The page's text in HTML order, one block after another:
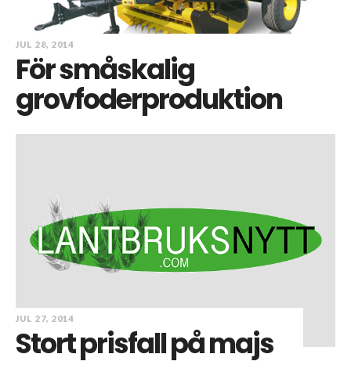
JUL 28, 2014
För småskalig
grovfoderproduktion
JUL 27, 2014
Stort prisfall på majs